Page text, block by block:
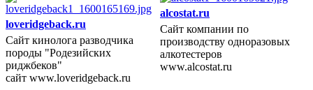
loveridgeback.ru
Сайт кинолога разводчика
породы "Родезийских
риджбеков"
сайт www.loveridgeback.ru
2013 год
alcostat.ru
Сайт компании по
производству одноразовых
алкотестеров
www.alcostat.ru